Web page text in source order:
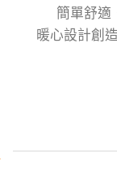
簡單舒適
暖心設計創